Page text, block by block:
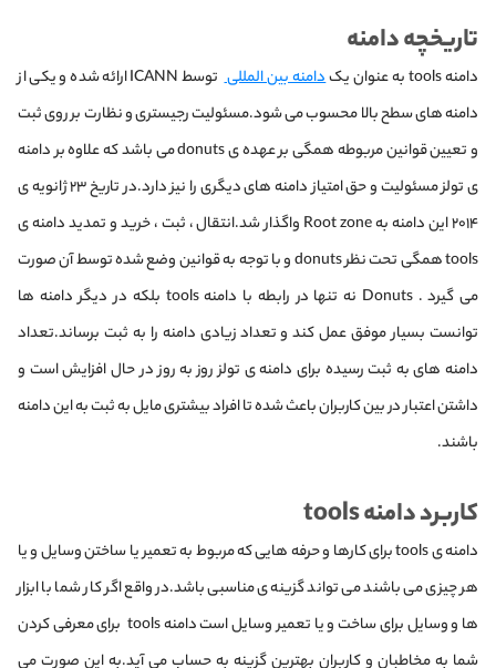
تاریخچه دامنه
دامنه tools به عنوان یک دامنه بین المللی
توسط ICANN ارائه شده و یکی از
دامنه های سطح بالا محسوب می شود.مسئولیت رجیستری و نظارت بر روی ثبت
و ‌تعیین قوانین مربوطه همگی بر عهده ی donuts می باشد که علاوه بر دامنه
ی تولز مسئولیت و حق امتیاز دامنه های دیگری را نیز دارد.در تاریخ ۲۳ ژانویه ی
۲۰۱۴ این دامنه به Root zone واگذار شد.انتقال ، ثبت ، خرید و تمدید دامنه ی
tools همگی تحت نظر donuts و با توجه به قوانین وضع شده توسط آن صورت
می گیرد . Donuts نه تنها در رابطه با دامنه tools بلکه در دیگر دامنه ها
توانست بسیار موفق عمل کند و تعداد زیادی دامنه را به ثبت برساند.تعداد
دامنه های به ثبت رسیده برای دامنه ی تولز روز به روز در حال افزایش است و
داشتن اعتبار در بین کاربران باعث شده تا افراد بیشتری مایل به ثبت به این دامنه
باشند.
کاربرد دامنه tools
دامنه ی tools برای کارها و حرفه هایی که مربوط به تعمیر یا ساختن وسایل و یا
هر چیزی می باشند می تواند گزینه ی مناسبی باشد.در واقع اگر کار شما با ابزار
ها و وسایل برای ساخت و یا تعمیر وسایل است دامنه tools برای معرفی کردن
شما به مخاطبان و کاربران بهترین گزینه به حساب می آید.به این صورت می